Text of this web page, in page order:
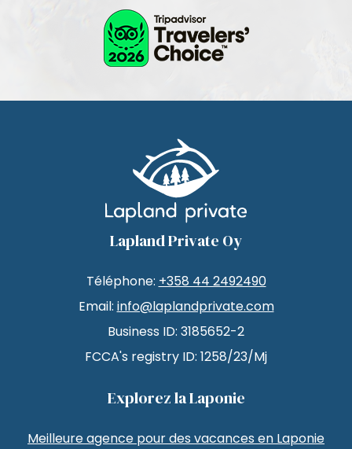
Lapland Private Oy
Téléphone: +358 44 2492490
Email: info@laplandprivate.com
Business ID: 3185652-2
FCCA's registry ID: 1258/23/Mj
Explorez la Laponie
Meilleure agence pour des vacances en Laponie